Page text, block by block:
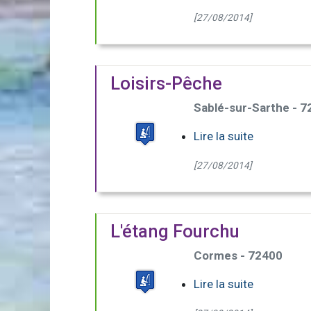
[27/08/2014]
Loisirs-Pêche
Sablé-sur-Sarthe -
Lire la suite
[27/08/2014]
L'étang Fourchu
Cormes - 72400
Lire la suite